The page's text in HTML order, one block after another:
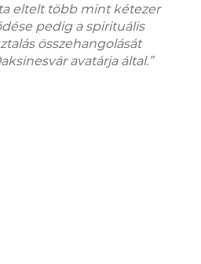
eltelt több mint kétezer
pedig a spirituális
összehangolását
avatárja által.”